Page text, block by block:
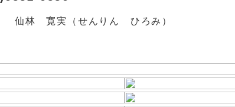
仙林 寛実（せんりん ひろみ）